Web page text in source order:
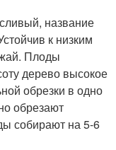
название
к низким
Плоды
дерево высокое
обрезки в одно
обрезают
собирают на 5-6